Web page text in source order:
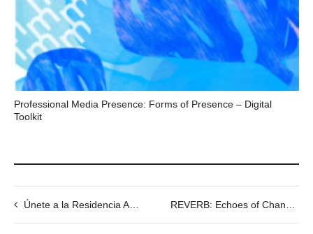
Professional Media Presence: Forms of Presence – Digital
Toolkit
Únete a la Residencia ART LABS en Espronceda – Explorando el Upcycling de Objetos Encontrados